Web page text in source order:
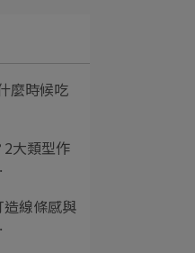
麼時候吃
大類型作
線條感與